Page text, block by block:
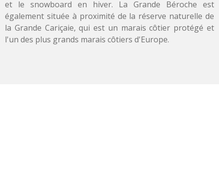
et le snowboard en hiver. La Grande Béroche est
également située à proximité de la réserve naturelle de
la Grande Cariçaie, qui est un marais côtier protégé et
l'un des plus grands marais côtiers d'Europe.